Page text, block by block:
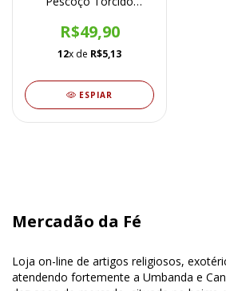
R$49,90
12x de R$5,13
ESPIAR
Mercadão da Fé
Loja on-line de artigos religiosos,
atendendo fortemente a Umbanda e